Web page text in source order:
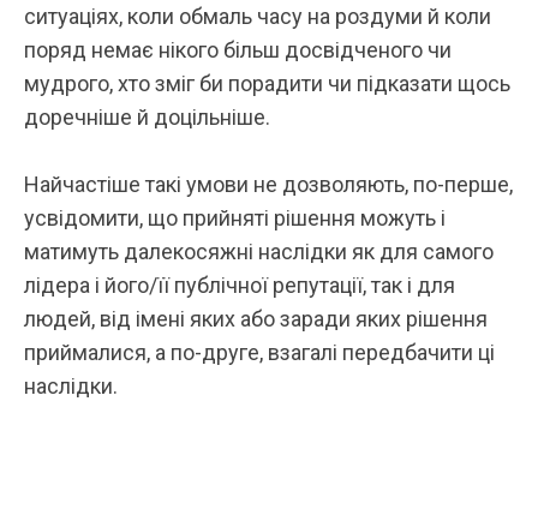
ситуаціях, коли обмаль часу на роздуми й коли
поряд немає нікого більш досвідченого чи
мудрого, хто зміг би порадити чи підказати щось
доречніше й доцільніше.
Найчастіше такі умови не дозволяють, по-перше,
усвідомити, що прийняті рішення можуть і
матимуть далекосяжні наслідки як для самого
лідера і його/її публічної репутації, так і для
людей, від імені яких або заради яких рішення
приймалися, а по-друге, взагалі передбачити ці
наслідки.